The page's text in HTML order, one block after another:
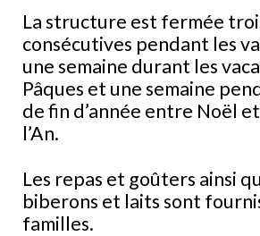
La structure est fermée
consécutives pendant les
une semaine durant les
Pâques et une semaine
de fin d’année entre Noël
l’An.
Les repas et goûters ainsi
biberons et laits sont
familles.